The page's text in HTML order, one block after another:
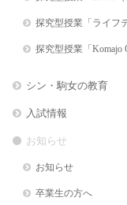
探究型授業「ライフ
探究型授業「Komajo
シン・駒女の教育
入試情報
お知らせ
お知らせ
卒業生の方へ